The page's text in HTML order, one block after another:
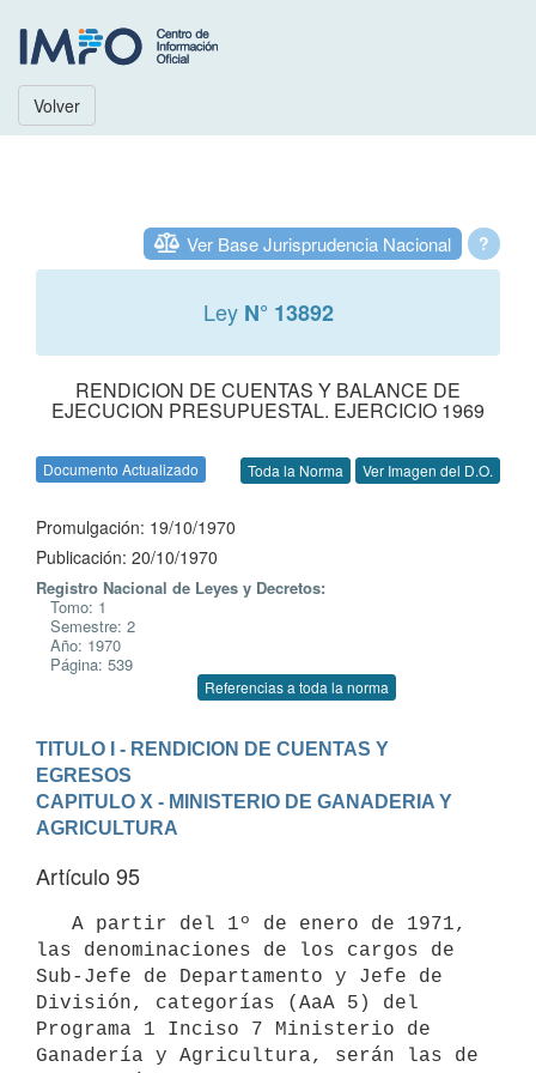
Volver
?
Ver Base Jurisprudencia Nacional
Ley N° 13892
RENDICION DE CUENTAS Y BALANCE DE
EJECUCION PRESUPUESTAL. EJERCICIO 1969
Documento Actualizado Toda la Norma Ver Imagen del D.O.
Promulgación: 19/10/1970
Publicación: 20/10/1970
Registro Nacional de Leyes y Decretos:
Tomo: 1
Semestre: 2
Año: 1970
Página: 539
Referencias a toda la norma
TITULO I - RENDICION DE CUENTAS Y
EGRESOS
CAPITULO X - MINISTERIO DE GANADERIA Y
AGRICULTURA
Artículo 95
las denominaciones de los cargos de
Sub-Jefe de Departamento y Jefe de
División, categorías (AaA 5) del
Programa 1 Inciso 7 Ministerio de
Ganadería y Agricultura, serán las de